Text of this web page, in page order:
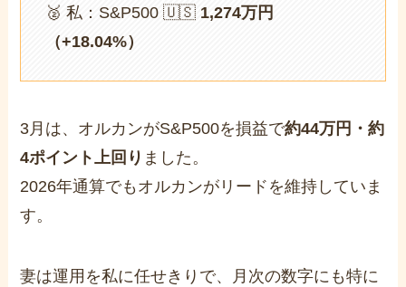
🥈 私：S&P500 🇺🇸 1,274万円
（+18.04%）
3月は、オルカンがS&P500を損益で約44万円・約
4ポイント上回り ました。
2026年通算でもオルカンがリードを維持していま
す。
妻は運用を私に任せきりで、月次の数字にも特に